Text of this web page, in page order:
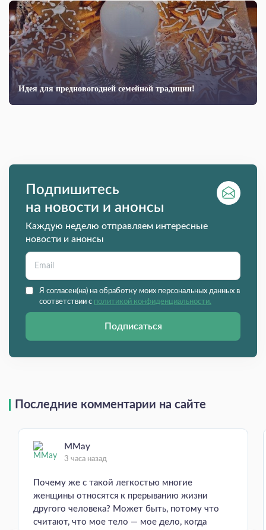
Идея для предновогодней семейной традиции!
Подпишитесь
на новости и анонсы
Каждую неделю отправляем интересные
новости и анонсы
Я согласен(на) на обработку моих персональных данных в
соответствии с политикой конфиденциальности.
Подписаться
Последние комментарии на сайте
MMay
3 часа назад
Почему же с такой легкостью многие
женщины относятся к прерыванию жизни
другого человека? Может быть, потому что
считают, что мое тело — мое дело, когда